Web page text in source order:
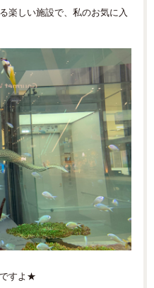
楽しい施設で、私のお気に入
すよ★